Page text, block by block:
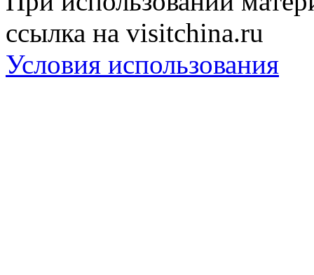
ссылка на visitchina.ru
Условия использования